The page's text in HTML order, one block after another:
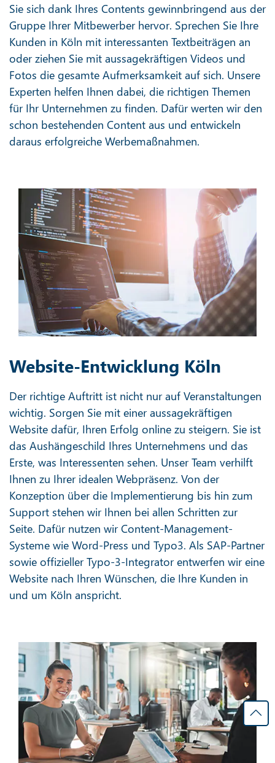
Sie sich dank Ihres Contents gewinnbringend aus der
Gruppe Ihrer Mitbewerber hervor. Sprechen Sie Ihre
Kunden in Köln mit interessanten Textbeiträgen an
oder ziehen Sie mit aussagekräftigen Videos und
Fotos die gesamte Aufmerksamkeit auf sich. Unsere
Experten helfen Ihnen dabei, die richtigen Themen
für Ihr Unternehmen zu finden. Dafür werten wir den
schon bestehenden Content aus und entwickeln
daraus erfolgreiche Werbemaßnahmen.
Website-Entwicklung Köln
Der richtige Auftritt ist nicht nur auf Veranstaltungen
wichtig. Sorgen Sie mit einer aussagekräftigen
Website dafür, Ihren Erfolg online zu steigern. Sie ist
das Aushängeschild Ihres Unternehmens und das
Erste, was Interessenten sehen. Unser Team verhilft
Ihnen zu Ihrer idealen Webpräsenz. Von der
Konzeption über die Implementierung bis hin zum
Support stehen wir Ihnen bei allen Schritten zur
Seite. Dafür nutzen wir Content-Management-
Systeme wie Word-Press und Typo3. Als SAP-Partner
sowie offizieller Typo-3-Integrator entwerfen wir eine
Website nach Ihren Wünschen, die Ihre Kunden in
und um Köln anspricht.